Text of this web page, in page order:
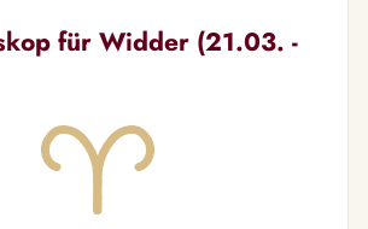
für Widder (21.03. -